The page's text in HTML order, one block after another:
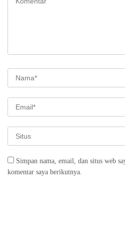
Simpan nama, email, dan situs web
komentar saya berikutnya.